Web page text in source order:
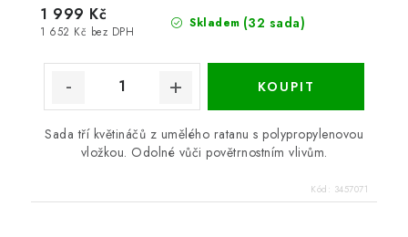
Skladem (32 sada)
1 652 Kč bez DPH
1 999 Kč
Sada tří květináčů z umělého ratanu s polypropylenovou
vložkou. Odolné vůči povětrnostním vlivům.
Kód: 3457071